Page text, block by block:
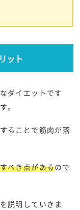
ット
ダイエットです
。
ることで筋肉が落
べき点があるので
説明していきま